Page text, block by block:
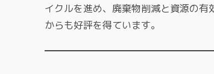
イクルを進め、廃棄物削減と資源の
からも好評を得ています。